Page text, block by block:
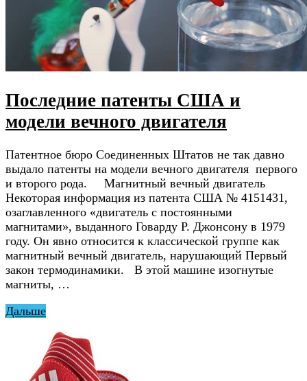
Последние патенты США и
модели вечного двигателя
Патентное бюро Соединенных Штатов не так давно
выдало патенты на модели вечного двигателя первого
и второго рода. Магнитный вечный двигатель
Некоторая информация из патента США № 4151431,
озаглавленного «двигатель с постоянными
магнитами», выданного Говарду Р. Джонсону в 1979
году. Он явно относится к классической группе как
магнитный вечный двигатель, нарушающий Первый
закон термодинамики. В этой машине изогнутые
магниты, …
Дальше